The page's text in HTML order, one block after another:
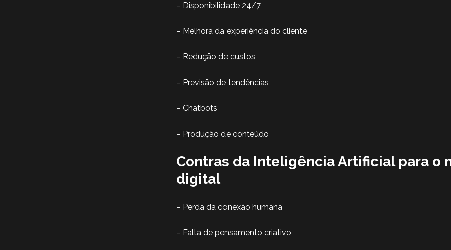
– Disponibilidade 24/7
– Melhora da experiência do cliente
– Redução de custos
– Previsão de tendências
– Chatbots
– Produção de conteúdo
Contras da Inteligência Artificial para o
digital
– Perda da conexão humana
– Falta de pensamento criativo